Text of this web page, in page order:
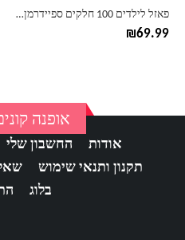
פאזל לילדים 100 חלקים ספיידרמן וגיבורי העל
₪69.99
בעמוד
המוצר
אופנה
אודות החשבון שלי
תקנון ותנאי שימוש
בלוג